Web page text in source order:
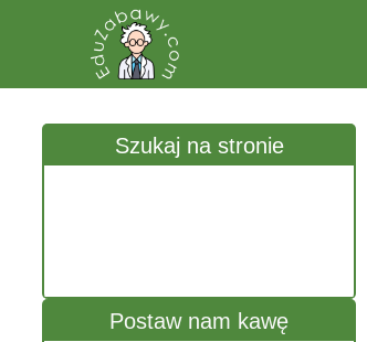
Szukaj na stronie
Postaw nam kawę